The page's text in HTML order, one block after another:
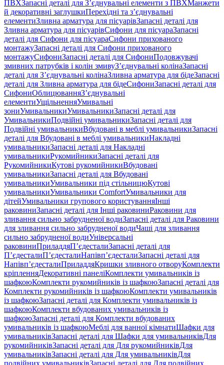
ПВХЗапасні деталі для З’єднувальні елементи з ПВХМанжети
й декоративні заглушкиПерехідні та з’єднувальні
елементиЗливна арматура для пісуарівЗапасні деталі для
Зливна арматура для пісуарівСифони для пісуараЗапасні
деталі для Сифони для пісуараСифони прихованого
монтажуЗапасні деталі для Сифони прихованого
монтажуСифониЗапасні деталі для СифониПодовжувачі
змивних патрубків і колін змивуЗ’єднувальні колінаЗапасні
деталі для З’єднувальні колінаЗливна арматура для бідеЗапасні
деталі для Зливна арматура для бідеСифониЗапасні деталі для
СифониОблицюванняЗ’єднувальні
елементиУщільненняУмивальні
зониУмивальникиУмивальникиЗапасні деталі для
УмивальникиПодвійні умивальникиЗапасні деталі для
Подвійні умивальникиВбудовані в меблі умивальникиЗапасні
деталі для Вбудовані в меблі умивальникиНакладні
умивальникиЗапасні деталі для Накладні
умивальникиРукомийникиЗапасні деталі для
РукомийникиКутові рукомийникиВбудовані
умивальникиЗапасні деталі для Вбудовані
умивальникиУмивальники під стільницюКутові
умивальникиУмивальники ComfortУмивальники для
дітейУмивальники групового користуванняІнші
раковиниЗапасні деталі для Інші раковиниРаковини для
зливання сильно забрудненої водиЗапасні деталі для Раковини
для зливання сильно забрудненої водиЧаші для зливання
сильно забрудненої водиУніверсальні
раковиниПриладдяП’єдесталиЗапасні деталі для
П’єдесталиП’єдесталиНапівп’єдесталиЗапасні деталі для
Напівп’єдесталиПриладдяКришки зливного отворуКомплекти
кріпленняДекоративні панеліКомплекти умивальників із
шафкоюКомплекти рукомийників із шафкоюЗапасні деталі для
Комплекти рукомийників із шафкоюКомплекти умивальників
із шафкоюЗапасні деталі для Комплекти умивальників із
шафкоюКомплекти вбудованих умивальників із
шафкоюЗапасні деталі для Комплекти вбудованих
умивальників із шафкоюМеблі для ванної кімнатиШафки для
умивальниківЗапасні деталі для Шафки для умивальниківДля
рукомийниківЗапасні деталі для Для рукомийниківДля
умивальниківЗапасні деталі для Для умивальниківДля
подвійних умивальниківЗапасні деталі для Для подвійних